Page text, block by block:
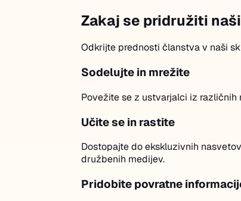
Zakaj se pridružiti
Odkrijte prednosti članstva v naši
Sodelujte in mrežite
Povežite se z ustvarjalci iz
Učite se in rastite
Dostopajte do ekskluzivnih
družbenih medijev.
Pridobite povratne